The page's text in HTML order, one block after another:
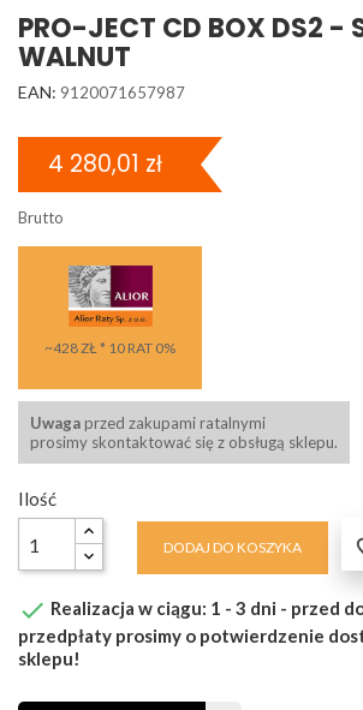
PRO-JECT CD BOX DS2 -
WALNUT
EAN: 9120071657987
4 280,01 zł
Brutto
~428 ZŁ * 10 RAT 0%
Uwaga przed zakupami ratalnymi
prosimy skontaktować się z obsługą sklepu.
Ilość
DODAJ DO KOSZYKA
 Realizacja w ciągu: 1 - 3 dni - przed
przedpłaty prosimy o potwierdzenie
sklepu!